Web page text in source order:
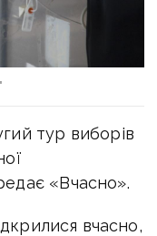
тур виборів
«Вчасно».
вчасно,